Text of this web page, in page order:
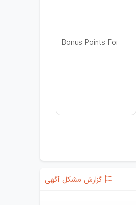
Bonus Points For
گزارش مشکل آگهی